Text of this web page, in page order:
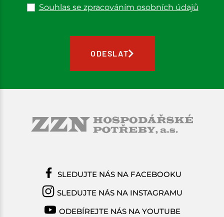
Souhlas se zpracováním osobních údajů
ODESLAT
SLEDUJTE NÁS NA FACEBOOKU
SLEDUJTE NÁS NA INSTAGRAMU
ODEBÍREJTE NÁS NA YOUTUBE